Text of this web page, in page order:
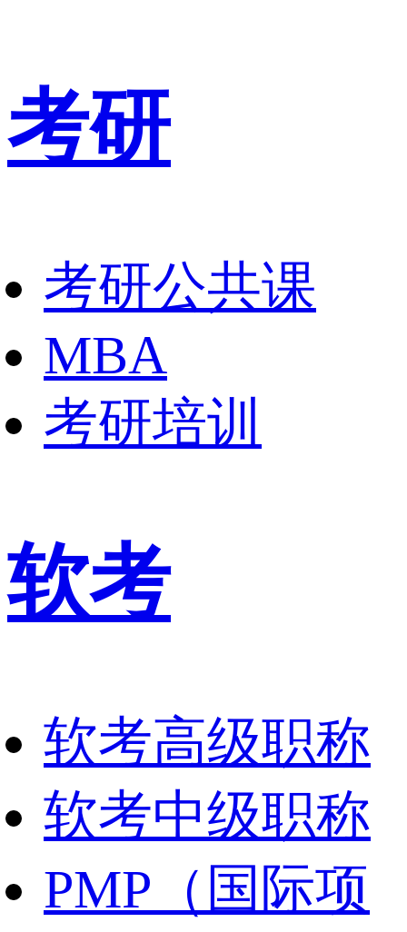
考研
考研公共课
MBA
考研培训
软考
软考高级职称
软考中级职称
PMP（国际项